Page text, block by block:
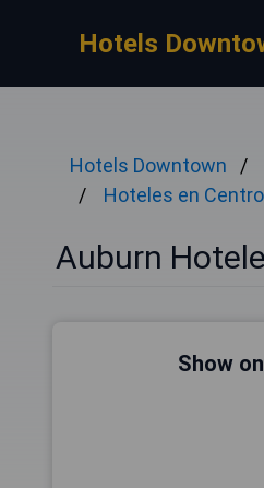
Hotels
Hotels Downtown
Hoteles en Centro
Auburn
Show